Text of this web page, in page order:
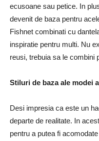
ecusoane sau petice. In
devenit de baza pentru
Fishnet combinati cu
inspiratie pentru multi. Nu
reusi, trebuia sa le combini
Stiluri de baza ale modei
Desi impresia ca este un
departe de realitate. In
pentru a putea fi